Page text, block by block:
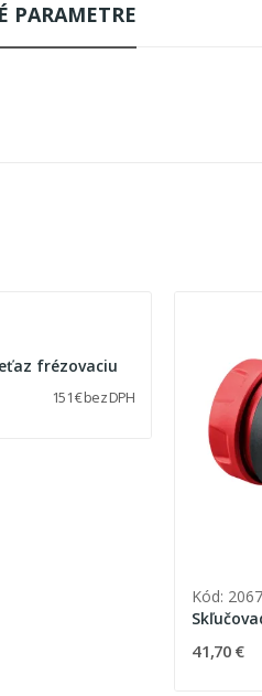
PARAMETRE
frézovaciu
151 € bez DPH
Kód:
41,70 €